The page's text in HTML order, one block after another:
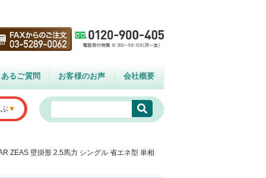
るご質問 お客様のお声 会社概要
ZEAS 壁掛形 2.5馬力 シングル 省エネ型 単相